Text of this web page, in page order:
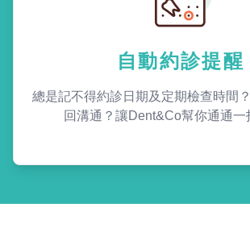
自動約診提醒
總是記不得約診日期及定期檢查時間
回溝通？讓Dent&Co幫你通通一